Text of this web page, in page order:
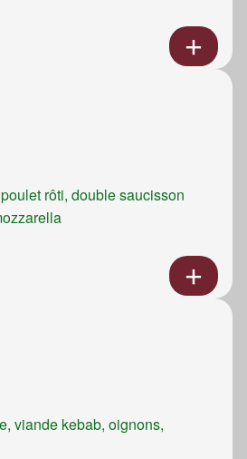
rôti, double saucisson
viande kebab, oignons,